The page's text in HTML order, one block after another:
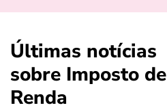
Últimas notícias
sobre Imposto de
Renda